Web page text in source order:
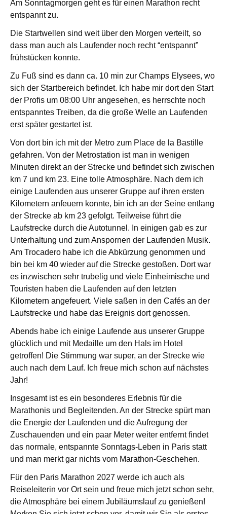
Am Sonntagmorgen geht es für einen Marathon recht
entspannt zu.
Die Startwellen sind weit über den Morgen verteilt, so
dass man auch als Laufender noch recht “entspannt”
frühstücken konnte.
Zu Fuß sind es dann ca. 10 min zur Champs Elysees, wo
sich der Startbereich befindet. Ich habe mir dort den Start
der Profis um 08:00 Uhr angesehen, es herrschte noch
entspanntes Treiben, da die große Welle an Laufenden
erst später gestartet ist.
Von dort bin ich mit der Metro zum Place de la Bastille
gefahren. Von der Metrostation ist man in wenigen
Minuten direkt an der Strecke und befindet sich zwischen
km 7 und km 23. Eine tolle Atmosphäre. Nach dem ich
einige Laufenden aus unserer Gruppe auf ihren ersten
Kilometern anfeuern konnte, bin ich an der Seine entlang
der Strecke ab km 23 gefolgt. Teilweise führt die
Laufstrecke durch die Autotunnel. In einigen gab es zur
Unterhaltung und zum Anspornen der Laufenden Musik.
Am Trocadero habe ich die Abkürzung genommen und
bin bei km 40 wieder auf die Strecke gestoßen. Dort war
es inzwischen sehr trubelig und viele Einheimische und
Touristen haben die Laufenden auf den letzten
Kilometern angefeuert. Viele saßen in den Cafés an der
Laufstrecke und habe das Ereignis dort genossen.
Abends habe ich einige Laufende aus unserer Gruppe
glücklich und mit Medaille um den Hals im Hotel
getroffen! Die Stimmung war super, an der Strecke wie
auch nach dem Lauf. Ich freue mich schon auf nächstes
Jahr!
Insgesamt ist es ein besonderes Erlebnis für die
Marathonis und Begleitenden. An der Strecke spürt man
die Energie der Laufenden und die Aufregung der
Zuschauenden und ein paar Meter weiter entfernt findet
das normale, entspannte Sonntags-Leben in Paris statt
und man merkt gar nichts vom Marathon-Geschehen.
Für den Paris Marathon 2027 werde ich auch als
Reiseleiterin vor Ort sein und freue mich jetzt schon sehr,
die Atmosphäre bei einem Jubiläumslauf zu genießen!